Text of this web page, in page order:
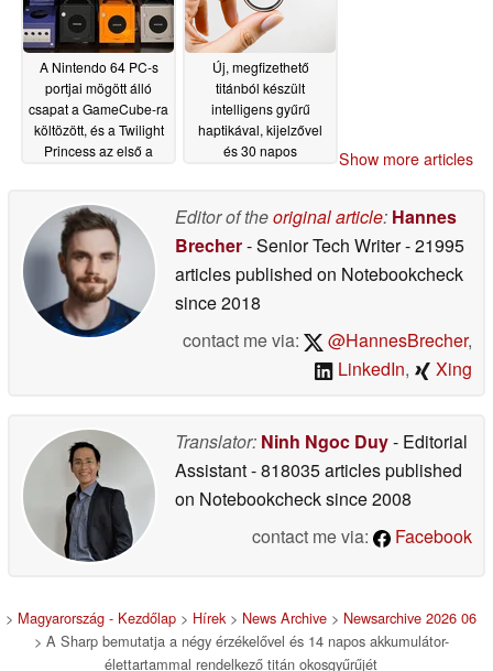
A Nintendo 64 PC-s
portjai mögött álló
csapat a GameCube-ra
költözött, és a Twilight
Princess az első a
Új, megfizethető
titánból készült
intelligens gyűrű
haptikával, kijelzővel
és 30 napos
Show more articles
Editor of theoriginal article: Hannes
Brecher- Senior Tech Writer- 21995
articles published on Notebookcheck
since 2018
contact me via:
@HannesBrecher,
LinkedIn, Xing
Translator: Ninh Ngoc Duy- Editorial
Assistant- 818035 articles published
on Notebookchecksince 2008
contact me via:
Facebook
> Magyarország - Kezdőlap > Hírek> News Archive > Newsarchive 2026 06
> A Sharp bemutatja a négy érzékelővel és 14 napos akkumulátor-
élettartammal rendelkező titán okosgyűrűjét